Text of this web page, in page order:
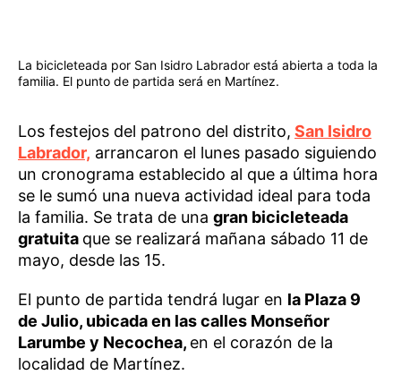
La bicicleteada por San Isidro Labrador está abierta a toda la
familia. El punto de partida será en Martínez.
Los festejos del patrono del distrito, San Isidro
Labrador, arrancaron el lunes pasado siguiendo
un cronograma establecido al que a última hora
se le sumó una nueva actividad ideal para toda
la familia. Se trata de una gran bicicleteada
gratuita que se realizará mañana sábado 11 de
mayo, desde las 15.
El punto de partida tendrá lugar en la Plaza 9
de Julio, ubicada en las calles Monseñor
Larumbe y Necochea, en el corazón de la
localidad de Martínez.